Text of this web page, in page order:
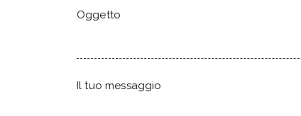
Oggetto
Il tuo messaggio